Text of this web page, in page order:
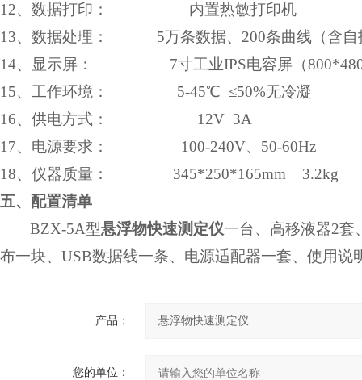
12、数据打印：
内置热敏打印机
13、数据处理： 5万条数据、 200条曲线（含自
14、显示屏： 7寸工业IPS电容屏（
15、工作环境： 5-45℃ ≤50%无冷凝
16、供电方式： 12V 3A
17、电源要求： 100-240V、 50-60Hz
18、仪器质量： 345*250*165mm
3.2kg
五、配置清单
BZX-5A型悬浮物快速测定仪一台、高移液器2套
布一块、 USB数据线一条、电源适配器一套、使用说
产品：
您的单位：